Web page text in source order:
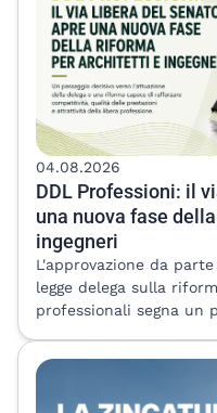
DDL Professioni: il
una nuova fase
ingegneri
04.08.2026
L'approvazione da
legge delega sulla
professionali segna un
provvedimento, che
dei Deputati, apre una
dell'attuazione della